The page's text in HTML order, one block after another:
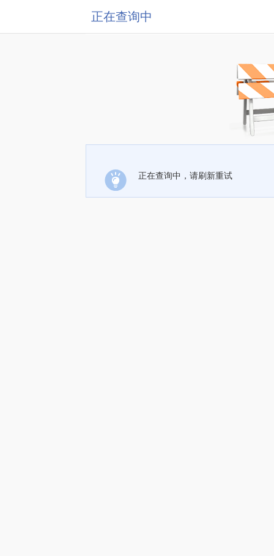
正在查询中
正在查询中，请刷新重试